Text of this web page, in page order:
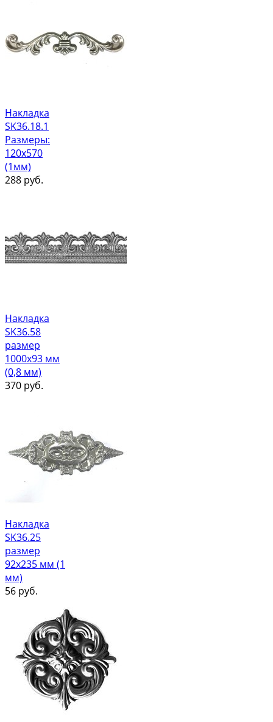
Накладка
SK36.18.1
Размеры:
120х570
(1мм)
288 руб.
Накладка
SK36.58
размер
1000х93 мм
(0,8 мм)
370 руб.
Накладка
SK36.25
размер
92х235 мм (1
мм)
56 руб.